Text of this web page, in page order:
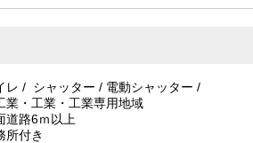
レ / シャッター / 電動シャッター /
業・工業・工業専用地域
道路6ｍ以上
所付き